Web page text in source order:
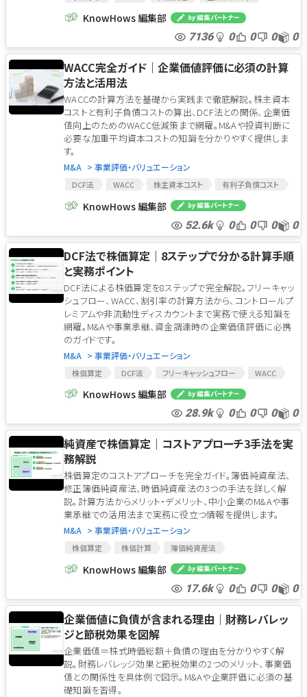
バリュエーション
マーケット・アプローチ
インカム・アプローチ
KnowHows 編集部
7136 0 0 0 0
WACC完全ガイド｜企業価値評価に必須の計算
方法と活用法
WACCの計算方法を基礎から実践まで徹底解説。株主資本
コストと有利子負債コストの算出、DCF法との関係、企業価
値向上のためのWACC低減策まで網羅。M&Aや投資判断に
必要な加重平均資本コストの知識を分かりやすく提供しま
す。
M&A > 事業評価・バリュエーション
DCF法 WACC 株主資本コスト 有利子負債コスト
KnowHows 編集部
52.6k 0 0 0 0
DCF法で株価算定｜8ステップで分かる計算手順
と実務ポイント
DCF法による株価算定を8ステップで完全解説。フリーキャッ
シュフロー、WACC、割引率の計算方法から、コントロールプ
レミアムや非流動性ディスカウントまで実務で使える知識を
網羅。M&Aや事業承継、資金調達時の企業価値評価に必携
のガイドです。
M&A > 事業評価・バリュエーション
株価算定 DCF法 フリーキャッシュフロー
WACC
事業価値
株式価値
コントロールプレミアム
非流動性ディスカウント
KnowHows 編集部
28.9k 0 0 0 0
純資産で株価算定｜コストアプローチ3手法を実
務解説
株価算定のコストアプローチを完全ガイド。簿価純資産法、
修正簿価純資産法、時価純資産法の3つの手法を詳しく解
説。計算方法からメリット・デメリット、中小企業のM&Aや事
業承継での活用法まで実務に役立つ情報を提供します。
M&A > 事業評価・バリュエーション
株価算定 株価計算
簿価純資産法
修正簿価純資産法
時価純資産法 純資産方式
KnowHows 編集部
17.6k 0 0 0 0
企業価値に負債が含まれる理由｜財務レバレッ
ジと節税効果を図解
企業価値＝株式時価総額＋負債の理由を分かりやすく解
説。財務レバレッジ効果と節税効果の2つのメリット、事業価
値との関係性を具体例で図示。M&Aや企業評価に必須の基
礎知識を習得。